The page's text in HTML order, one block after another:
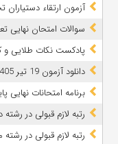
آزمون ارتقاء دستیاران تخصصی
سوالات امتحان نهایی تعلیمات دینی 3 سال
پادکست نکات طلایی و
دانلود آزمون 19 تیر 1405 قلمچی
برنامه امتحانات نهایی
رتبه لازم قبولی در
رتبه لازم قبولی در